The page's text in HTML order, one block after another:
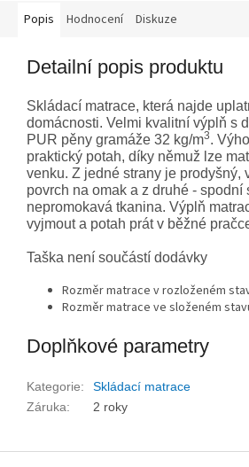
Popis Hodnocení Diskuze
Detailní popis produktu
Skládací matrace, která najde
domácnosti. Velmi kvalitní výplň s
PUR pěny gramáže 32 kg/m3.
praktický potah, díky němuž lze
venku. Z jedné strany je prodyšný,
povrch na omak a z druhé - spodní
nepromokavá tkanina. Výplň
vyjmout a potah prát v běžné
Taška není součástí dodávky
Rozměr matrace v rozloženém
Rozměr matrace ve složeném
Doplňkové parametry
Kategorie:
Skládací matrace
Záruka: 2 roky